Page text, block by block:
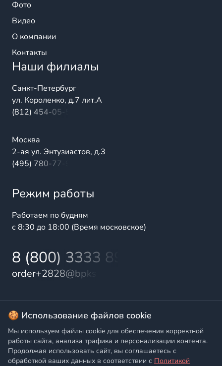
Фото
Видео
О компании
Контакты
Наши филиалы
Санкт-Петербург
ул. Короленко, д.7 лит.А
(812) 454-05-54
Москва
2-ая ул. Энтузиастов, д.3
(495) 780-77-98
Режим работы
Работаем по будням
с 8:30 до 18:00 (Время московское)
8 (800) 3333 899
order+2828@bpks.ru
© 2025 БалтПромКомплект — комплексные поставки
высококачественной продукции промышленного и
бытового назначения
Политика конфиденциальности,Согласие на обработку
🍪 Использование файлов cookie
Мы используем файлы cookie для обеспечения корректной
работы сайта, анализа трафика и персонализации контента.
Продолжая использовать сайт, вы соглашаетесь с
обработкой ваших данных в соответствии с Политикой